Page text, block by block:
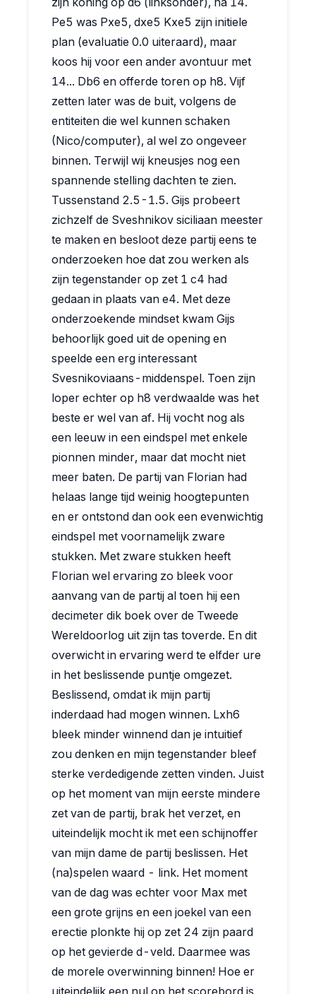
Pe5 was Pxe5, dxe5 Kxe5 zijn initiele
plan (evaluatie 0.0 uiteraard), maar
koos hij voor een ander avontuur met
14... Db6 en offerde toren op h8. Vijf
zetten later was de buit, volgens de
entiteiten die wel kunnen schaken
(Nico/computer), al wel zo ongeveer
binnen. Terwijl wij kneusjes nog een
spannende stelling dachten te zien.
Tussenstand 2.5-1.5. Gijs probeert
zichzelf de Sveshnikov siciliaan meester
te maken en besloot deze partij eens te
onderzoeken hoe dat zou werken als
zijn tegenstander op zet 1 c4 had
gedaan in plaats van e4. Met deze
onderzoekende mindset kwam Gijs
behoorlijk goed uit de opening en
speelde een erg interessant
Svesnikoviaans-middenspel. Toen zijn
loper echter op h8 verdwaalde was het
beste er wel van af. Hij vocht nog als
een leeuw in een eindspel met enkele
pionnen minder, maar dat mocht niet
meer baten. De partij van Florian had
helaas lange tijd weinig hoogtepunten
en er ontstond dan ook een evenwichtig
eindspel met voornamelijk zware
stukken. Met zware stukken heeft
Florian wel ervaring zo bleek voor
aanvang van de partij al toen hij een
decimeter dik boek over de Tweede
Wereldoorlog uit zijn tas toverde. En dit
overwicht in ervaring werd te elfder ure
in het beslissende puntje omgezet.
Beslissend, omdat ik mijn partij
inderdaad had mogen winnen. Lxh6
bleek minder winnend dan je intuitief
zou denken en mijn tegenstander bleef
sterke verdedigende zetten vinden. Juist
op het moment van mijn eerste mindere
zet van de partij, brak het verzet, en
uiteindelijk mocht ik met een schijnoffer
van mijn dame de partij beslissen. Het
(na)spelen waard - link. Het moment
van de dag was echter voor Max met
een grote grijns en een joekel van een
erectie plonkte hij op zet 24 zijn paard
op het gevierde d-veld. Daarmee was
de morele overwinning binnen! Hoe er
uiteindelijk een nul op het scorebord is